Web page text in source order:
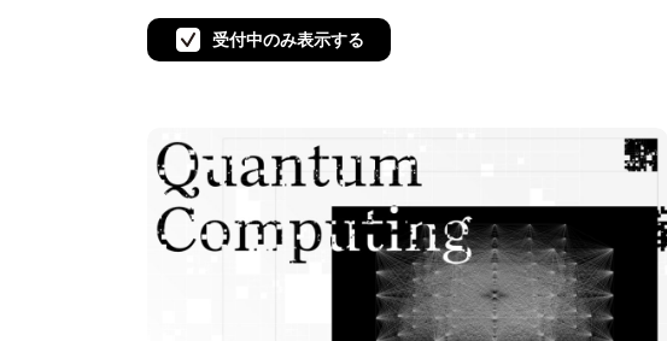
受付中のみ表示する